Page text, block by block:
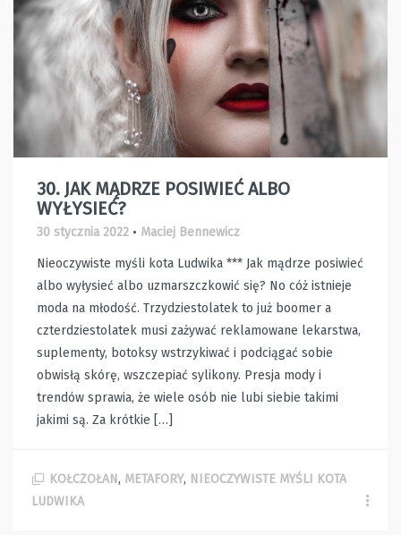
30. JAK MĄDRZE POSIWIEĆ ALBO
WYŁYSIEĆ?
30 stycznia 2022 • Maciej Bennewicz
Nieoczywiste myśli kota Ludwika *** Jak mądrze posiwieć
albo wyłysieć albo uzmarszczkowić się? No cóż istnieje
moda na młodość. Trzydziestolatek to już boomer a
czterdziestolatek musi zażywać reklamowane lekarstwa,
suplementy, botoksy wstrzykiwać i podciągać sobie
obwisłą skórę, wszczepiać sylikony. Presja mody i
trendów sprawia, że wiele osób nie lubi siebie takimi
jakimi są. Za krótkie […]
KOŁCZOŁAN, METAFORY, NIEOCZYWISTE MYŚLI KOTA
LUDWIKA